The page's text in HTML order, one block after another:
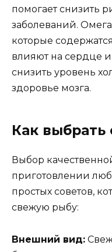
помогает снизить
заболеваний.
которые
влияют на сердце
снизить уровень
здоровье мозга.
Как
Выбор
приготовлении
простых советов,
свежую рыбу:
Внешний вид: